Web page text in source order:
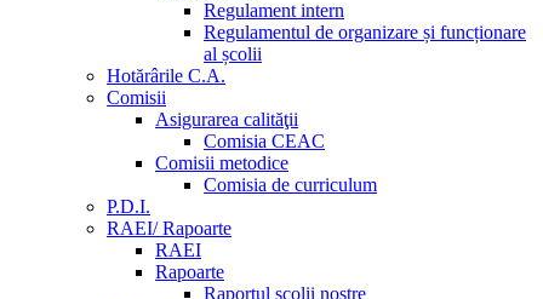
Regulament intern
Regulamentul de organizare și funcționare
al școlii
Hotărârile C.A.
Comisii
Asigurarea calităţii
Comisia CEAC
Comisii metodice
Comisia de curriculum
P.D.I.
RAEI/ Rapoarte
RAEI
Rapoarte
Raportul școlii nostre